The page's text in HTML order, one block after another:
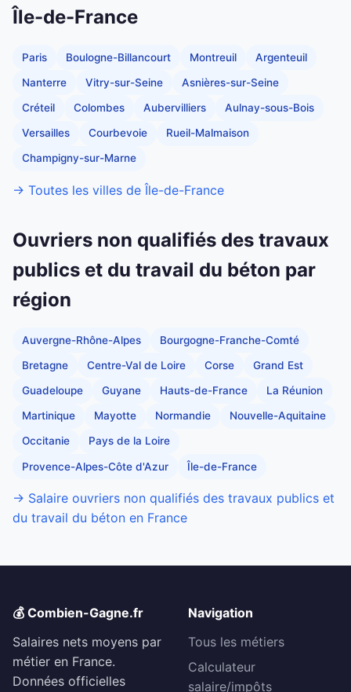
Île-de-France
Paris Boulogne-Billancourt Montreuil Argenteuil
Nanterre Vitry-sur-Seine Asnières-sur-Seine
Créteil Colombes Aubervilliers Aulnay-sous-Bois
Versailles Courbevoie Rueil-Malmaison
Champigny-sur-Marne
→ Toutes les villes de Île-de-France
Ouvriers non qualifiés des travaux
publics et du travail du béton par
région
Auvergne-Rhône-Alpes Bourgogne-Franche-Comté
Bretagne Centre-Val de Loire Corse Grand Est
Guadeloupe Guyane Hauts-de-France La Réunion
Martinique Mayotte Normandie Nouvelle-Aquitaine
Occitanie Pays de la Loire
Provence-Alpes-Côte d'Azur Île-de-France
→ Salaire ouvriers non qualifiés des travaux publics et
du travail du béton en France
💰 Combien-Gagne.fr
Salaires nets moyens par
métier en France.
Données officielles
Navigation
Tous les métiers
Calculateur
salaire/impôts